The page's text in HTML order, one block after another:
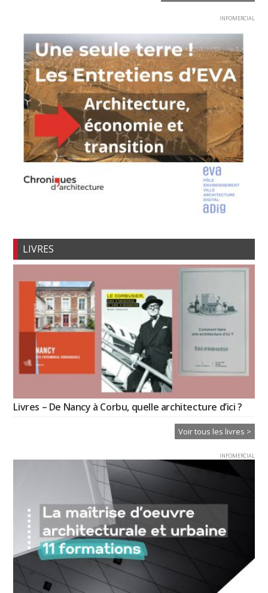
INFOMERCIAL
LIVRES
Livres – De Nancy à Corbu, quelle architecture d’ici ?
Voir tous les livres >
INFOMERCIAL